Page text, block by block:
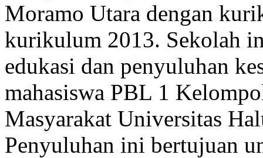
Moramo Utara dengan
kurikulum 2013. Sekolah
edukasi dan penyuluhan
mahasiswa PBL 1
Masyarakat Universitas
Penyuluhan ini bertujuan